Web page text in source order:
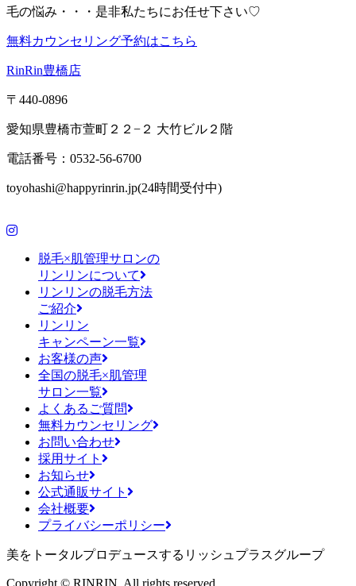
毛の悩み・・・是非私たちにお任せ下さい♡
無料カウンセリング予約はこちら
RinRin豊橋店
〒440-0896
愛知県豊橋市萱町２２−２ 大竹ビル２階
電話番号：0532-56-6700
toyohashi@happyrinrin.jp(24時間受付中)
脱毛×肌管理サロンの
リンリンについて
リンリンの脱毛方法
ご紹介
リンリン
キャンペーン一覧
お客様の声
全国の脱毛×肌管理
サロン一覧
よくあるご質問
無料カウンセリング
お問い合わせ
採用サイト
お知らせ
公式通販サイト
会社概要
プライバシーポリシー
美をトータルプロデュースするリッシュプラスグループ
Copyright © RINRIN. All rights reserved